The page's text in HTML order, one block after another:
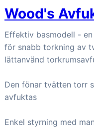
Wood's
Effektiv basmodell -
för snabb torkning av
lättanvänd
Den fönar tvätten torr
avfuktas
Enkel styrning med